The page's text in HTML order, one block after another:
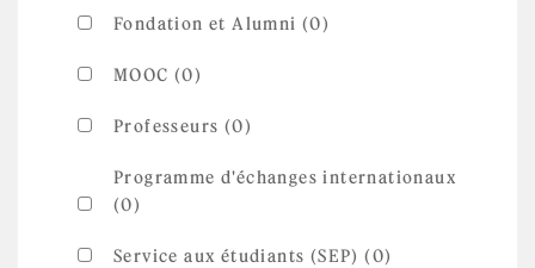
Fondation et Alumni (0)
MOOC (0)
Professeurs (0)
Programme d'échanges internationaux
(0)
Service aux étudiants (SEP) (0)